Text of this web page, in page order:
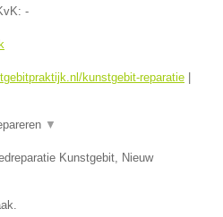
-
kunstgebit-reparatie
▼
Kunstgebit, Nieuw